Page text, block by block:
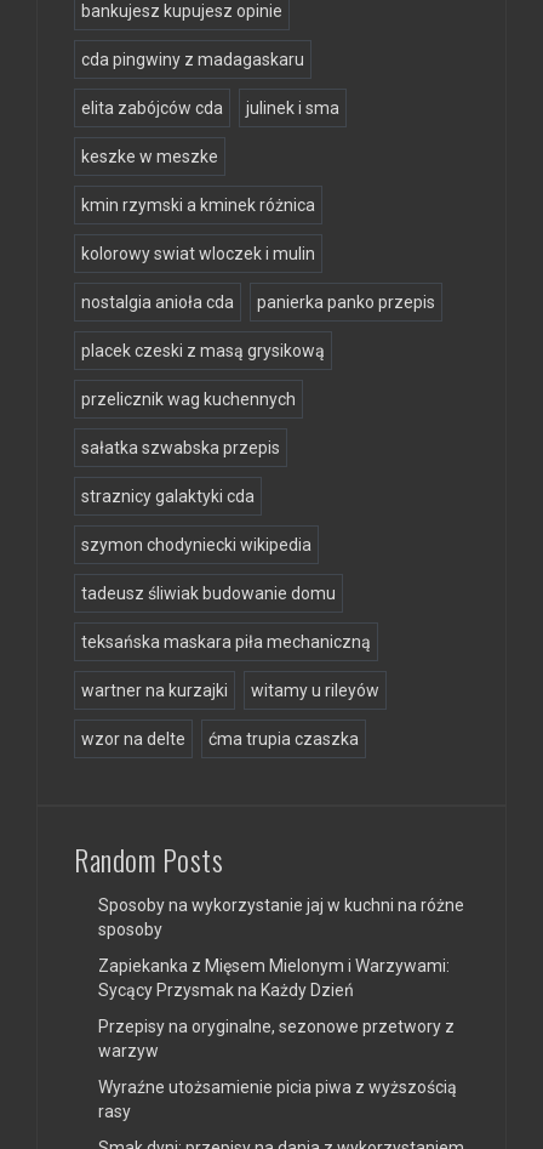
bankujesz kupujesz opinie
cda pingwiny z madagaskaru
elita zabójców cda julinek i sma
keszke w meszke
kmin rzymski a kminek różnica
kolorowy swiat wloczek i mulin
nostalgia anioła cda panierka panko przepis
placek czeski z masą grysikową
przelicznik wag kuchennych
sałatka szwabska przepis
straznicy galaktyki cda
szymon chodyniecki wikipedia
tadeusz śliwiak budowanie domu
teksańska maskara piła mechaniczną
wartner na kurzajki witamy u rileyów
wzor na delte ćma trupia czaszka
Random Posts
Sposoby na wykorzystanie jaj w kuchni na różne
sposoby
Zapiekanka z Mięsem Mielonym i Warzywami:
Sycący Przysmak na Każdy Dzień
Przepisy na oryginalne, sezonowe przetwory z
warzyw
Wyraźne utożsamienie picia piwa z wyższością
rasy